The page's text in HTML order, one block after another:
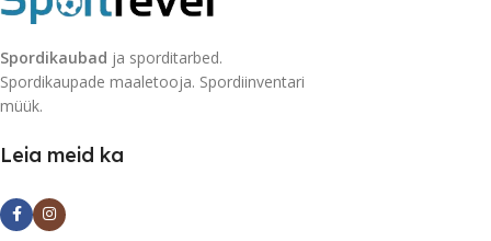
Spordikaubad ja sporditarbed.
Spordikaupade maaletooja. Spordiinventari
müük.
Leia meid ka